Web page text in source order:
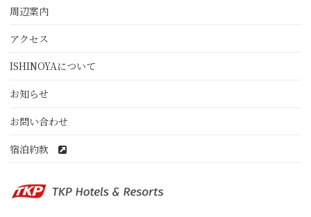
周辺案内
アクセス
ISHINOYAについて
お知らせ
お問い合わせ
宿泊約款